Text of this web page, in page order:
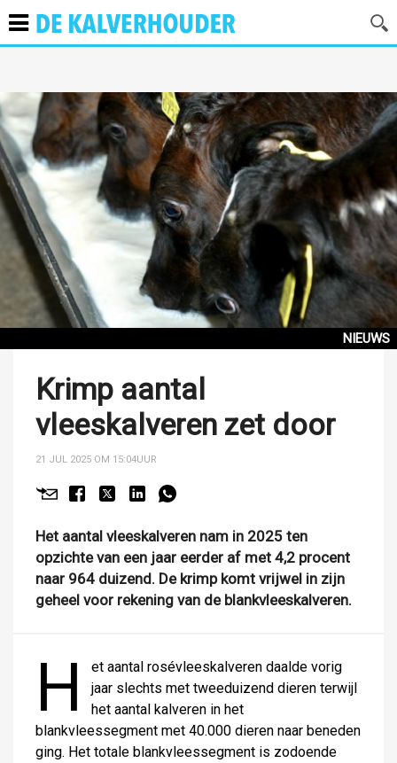
NIEUWS
Krimp aantal
vleeskalveren zet door
21 JUL 2025 OM 15:04UUR
Het aantal vleeskalveren nam in 2025 ten
opzichte van een jaar eerder af met 4,2 procent
naar 964 duizend. De krimp komt vrijwel in zijn
geheel voor rekening van de blankvleeskalveren.
H
et aantal rosévleeskalveren daalde vorig
jaar slechts met tweeduizend dieren terwijl
het aantal kalveren in het
blankvleessegment met 40.000 dieren naar beneden
ging. Het totale blankvleessegment is zodoende